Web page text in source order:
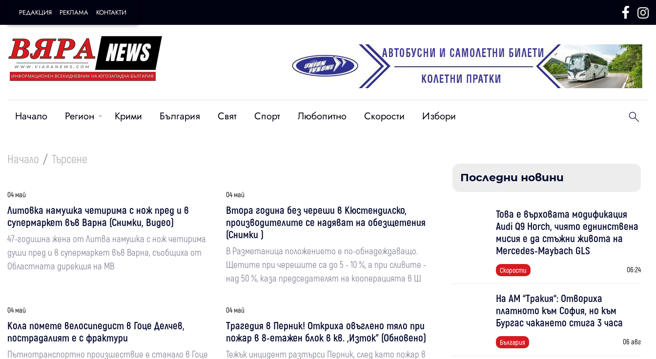
РЕДАКЦИЯ РЕКЛАМА КОНТАКТИ
Начало Регион Крими България Свят Спорт Любопитно Скорости Избори
Начало Търсене
04 май
Литовка намушка четирима с нож пред и в
супермаркет във Варна (Снимки, Видео)
47-годишна жена от Литва намушка с нож четирима
души пред и в супермаркет във Варна, съобщиха от
Областната дирекция на МВ
04 май
Втора година без череши в Кюстендилско,
производителите се надяват на обезщетения
(Снимки )
В Разметаница положението е по-обнадеждаващо.
Щетите при черешите са до 5 - 10 %, а при сливите -
над 50 %, каза председателят на кооперацията в Ш
04 май
Кола помете велосипедист в Гоце Делчев,
пострадалият е с фрактури
Пътнотранспортно произшествие е станало в Гоце
04 май
Трагедия в Перник! Откриха овъглено тяло при
пожар в 8-етажен блок в кв. „Изток” (Обновено)
Тежък инцидент разтърси Перник, след като пожар в
Последни новини
Това е върховата модификация
Audi Q9 Horch, чиято еднинствена
мисия е да стъжни живота на
Mercedes-Maybach GLS
Скорости 06:24
На АМ “Тракия“: Отвориха
платното към София, но към
Бургас чакането стига 3 часа
България 06 авг